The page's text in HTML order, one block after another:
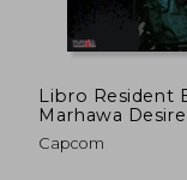
5%
Libro Resident
Marhawa
Capcom - Manga
Capcom